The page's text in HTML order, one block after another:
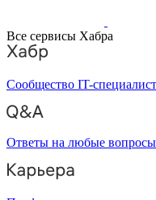
Все сервисы Хабра
Сообщество IT-
Ответы на любые